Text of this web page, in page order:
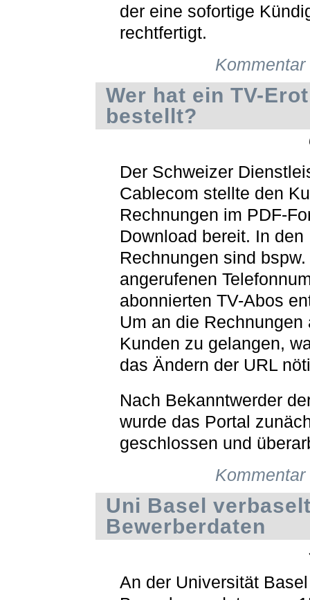
der eine sofortige
rechtfertigt.
Wer hat ein TV-
bestellt?
Der Schweizer
Cablecom stellte den
Rechnungen im PDF-
Download bereit. In den
Rechnungen sind bspw.
angerufenen
abonnierten TV-Abos
Um an die Rechnungen
Kunden zu gelangen,
das Ändern der URL
Nach Bekanntwerder
wurde das Portal
geschlossen und
Uni Basel
Bewerberdaten
An der Universität